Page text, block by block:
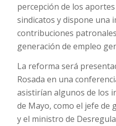
percepción de los
sindicatos y dispone una
contribuciones
generación de empleo
La reforma será
Rosada en una
asistirían algunos de los
de Mayo, como el jefe de
y el ministro de